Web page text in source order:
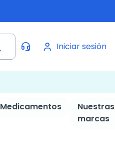
Iniciar sesión
Medicamentos
Nuestras
marcas